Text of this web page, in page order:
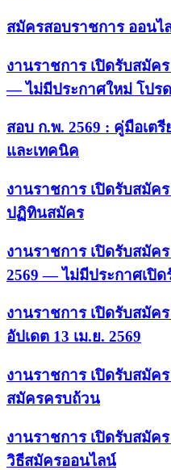
สมัครสอบราชการ ออน
งานราชการ เปิดรับสมัค
— ไม่มีประกาศใหม่ โปร
สอบ ก.พ. 2569 : คู่มือเต
และเทคนิค
งานราชการ เปิดรับสมัค
ปฏิทินสมัคร
งานราชการ เปิดรับสมัค
2569 — ไม่มีประกาศเปิด
งานราชการ เปิดรับสมัค
อัปเดต 13 เม.ย. 2569
งานราชการ เปิดรับสมัค
สมัครครบถ้วน
งานราชการ เปิดรับสมัค
วิธีสมัครออนไลน์